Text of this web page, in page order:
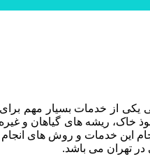
یکی از خدمات بسیار مهم
خاک، ریشه های گیاهان و
این خدمات و روش های
تهران می باشد.